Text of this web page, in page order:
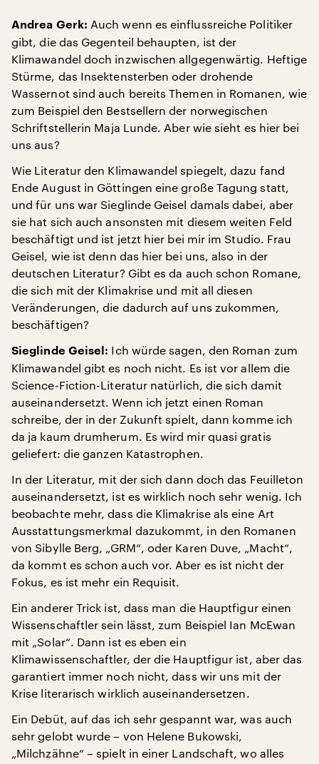
Andrea Gerk: Auch wenn es einflussreiche Politiker
gibt, die das Gegenteil behaupten, ist der
Klimawandel doch inzwischen allgegenwärtig. Heftige
Stürme, das Insektensterben oder drohende
Wassernot sind auch bereits Themen in Romanen, wie
zum Beispiel den Bestsellern der norwegischen
Schriftstellerin Maja Lunde. Aber wie sieht es hier bei
uns aus?
Wie Literatur den Klimawandel spiegelt, dazu fand
Ende August in Göttingen eine große Tagung statt,
und für uns war Sieglinde Geisel damals dabei, aber
sie hat sich auch ansonsten mit diesem weiten Feld
beschäftigt und ist jetzt hier bei mir im Studio. Frau
Geisel, wie ist denn das hier bei uns, also in der
deutschen Literatur? Gibt es da auch schon Romane,
die sich mit der Klimakrise und mit all diesen
Veränderungen, die dadurch auf uns zukommen,
beschäftigen?
Sieglinde Geisel: Ich würde sagen, den Roman zum
Klimawandel gibt es noch nicht. Es ist vor allem die
Science-Fiction-Literatur natürlich, die sich damit
auseinandersetzt. Wenn ich jetzt einen Roman
schreibe, der in der Zukunft spielt, dann komme ich
da ja kaum drumherum. Es wird mir quasi gratis
geliefert: die ganzen Katastrophen.
In der Literatur, mit der sich dann doch das Feuilleton
auseinandersetzt, ist es wirklich noch sehr wenig. Ich
beobachte mehr, dass die Klimakrise als eine Art
Ausstattungsmerkmal dazukommt, in den Romanen
von Sibylle Berg, „GRM“, oder Karen Duve, „Macht“,
da kommt es schon auch vor. Aber es ist nicht der
Fokus, es ist mehr ein Requisit.
Ein anderer Trick ist, dass man die Hauptfigur einen
Wissenschaftler sein lässt, zum Beispiel Ian McEwan
mit „Solar“. Dann ist es eben ein
Klimawissenschaftler, der die Hauptfigur ist, aber das
garantiert immer noch nicht, dass wir uns mit der
Krise literarisch wirklich auseinandersetzen.
Ein Debüt, auf das ich sehr gespannt war, was auch
sehr gelobt wurde – von Helene Bukowski,
„Milchzähne“ – spielt in einer Landschaft, wo alles